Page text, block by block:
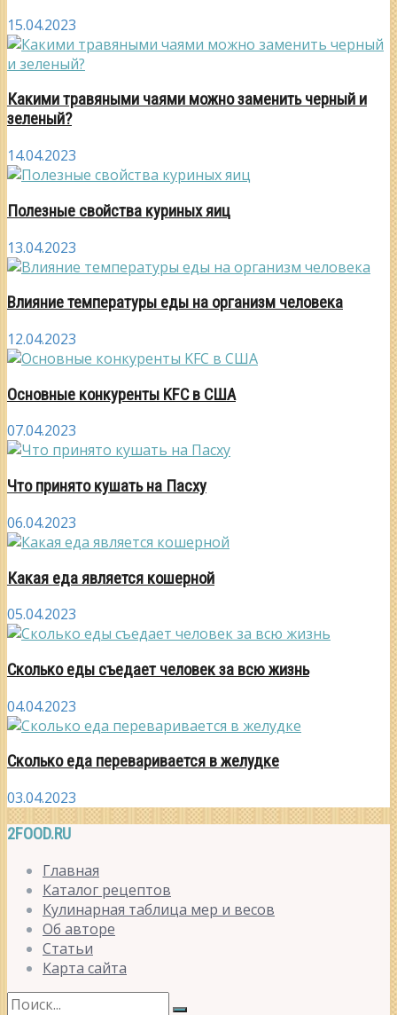
15.04.2023
Какими травяными чаями можно заменить черный и
зеленый?
14.04.2023
Полезные свойства куриных яиц
13.04.2023
Влияние температуры еды на организм человека
12.04.2023
Основные конкуренты KFC в США
07.04.2023
Что принято кушать на Пасху
06.04.2023
Какая еда является кошерной
05.04.2023
Сколько еды съедает человек за всю жизнь
04.04.2023
Сколько еда переваривается в желудке
03.04.2023
2FOOD.RU
Главная
Каталог рецептов
Кулинарная таблица мер и весов
Об авторе
Статьи
Карта сайта